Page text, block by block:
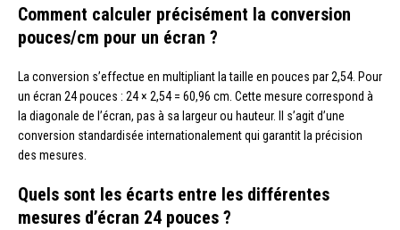
Comment calculer précisément la conversion
pouces/cm pour un écran ?
La conversion s’effectue en multipliant la taille en pouces par 2,54. Pour
un écran 24 pouces : 24 × 2,54 = 60,96 cm. Cette mesure correspond à
la diagonale de l’écran, pas à sa largeur ou hauteur. Il s’agit d’une
conversion standardisée internationalement qui garantit la précision
des mesures.
Quels sont les écarts entre les différentes
mesures d’écran 24 pouces ?